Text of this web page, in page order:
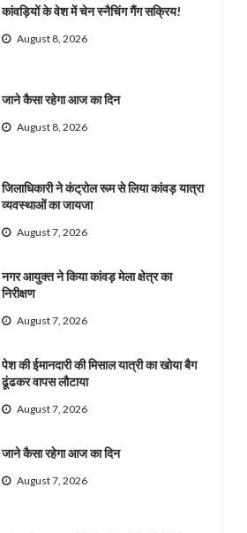
कांवड़ियों के वेश में चेन स्नैचिंग गैंग सक्रिय!
August 8, 2026
जाने कैसा रहेगा आज का दिन
August 8, 2026
जिलाधिकारी ने कंट्रोल रूम से लिया कांवड़ यात्रा
व्यवस्थाओं का जायजा
August 7, 2026
नगर आयुक्त ने किया कांवड़ मेला क्षेत्र का
निरीक्षण
August 7, 2026
पेश की ईमानदारी की मिसाल यात्री का खोया बैग
ढूंढकर वापस लौटाया
August 7, 2026
जाने कैसा रहेगा आज का दिन
August 7, 2026